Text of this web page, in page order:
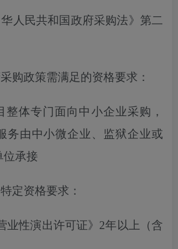
人民共和国政府采购法》第二
采购政策需满足的资格要求：
整体专门面向中小企业采购，
务由中小微企业、监狱企业或
位承接
定资格要求：
业性演出许可证》 2年以上（含